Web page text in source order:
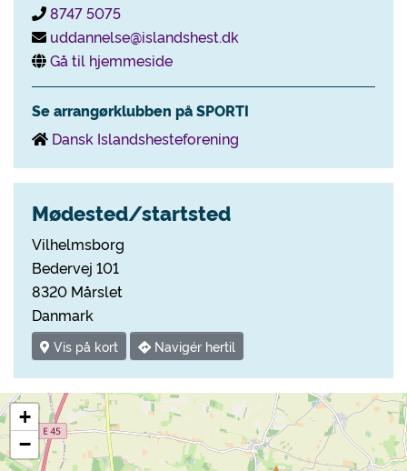
8747 5075
uddannelse@islandshest.dk
Gå til hjemmeside
Se arrangørklubben på SPORTI
Dansk Islandshesteforening
Mødested/startsted
Vilhelmsborg
Bedervej 101
8320 Mårslet
Danmark
Vis på kort Navigér hertil
+
−